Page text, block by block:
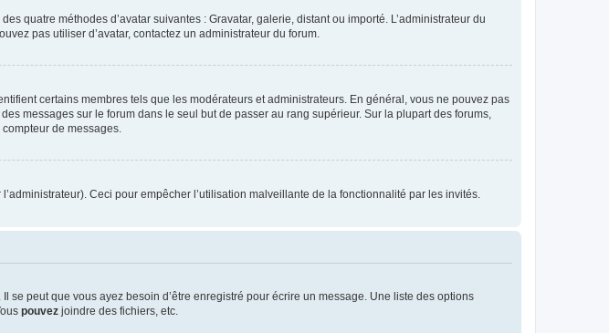
quatre méthodes d’avatar suivantes : Gravatar, galerie, distant ou importé. L’administrateur du
pas utiliser d’avatar, contactez un administrateur du forum.
certains membres tels que les modérateurs et administrateurs. En général, vous ne pouvez pas
messages sur le forum dans le seul but de passer au rang supérieur. Sur la plupart des forums,
de messages.
Ceci pour empêcher l’utilisation malveillante de la fonctionnalité par les invités.
peut que vous ayez besoin d’être enregistré pour écrire un message. Une liste des options
pouvez joindre des fichiers, etc.